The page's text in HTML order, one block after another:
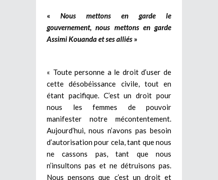
« Nous mettons en garde le
gouvernement, nous mettons en garde
Assimi Kouanda et ses alliés »
« Toute personne a le droit d’user de
cette désobéissance civile, tout en
étant pacifique. C’est un droit pour
nous les femmes de pouvoir
manifester notre mécontentement.
Aujourd’hui, nous n’avons pas besoin
d’autorisation pour cela, tant que nous
ne cassons pas, tant que nous
n’insultons pas et ne détruisons pas.
Nous pensons que c’est un droit et